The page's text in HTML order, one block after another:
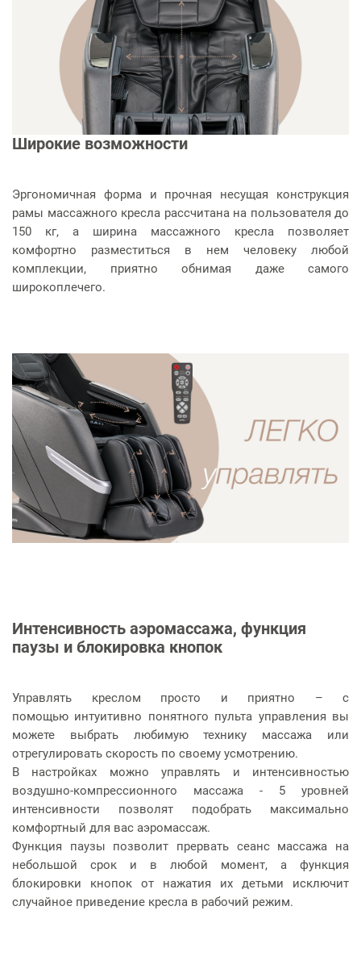
Широкие возможности
Эргономичная форма и прочная несущая конструкция
рамы массажного кресла рассчитана на пользователя до
150 кг, а ширина массажного кресла позволяет
комфортно разместиться в нем человеку любой
комплекции, приятно обнимая даже самого
широкоплечего.
Интенсивность аэромассажа, функция
паузы и блокировка кнопок
Управлять креслом просто и приятно – с
помощью интуитивно понятного пульта управления вы
можете выбрать любимую технику массажа или
отрегулировать скорость по своему усмотрению.
В настройках можно управлять и интенсивностью
воздушно-компрессионного массажа - 5 уровней
интенсивности позволят подобрать максимально
комфортный для вас аэромассаж.
Функция паузы позволит прервать сеанс массажа на
небольшой срок и в любой момент, а функция
блокировки кнопок от нажатия их детьми исключит
случайное приведение кресла в рабочий режим.